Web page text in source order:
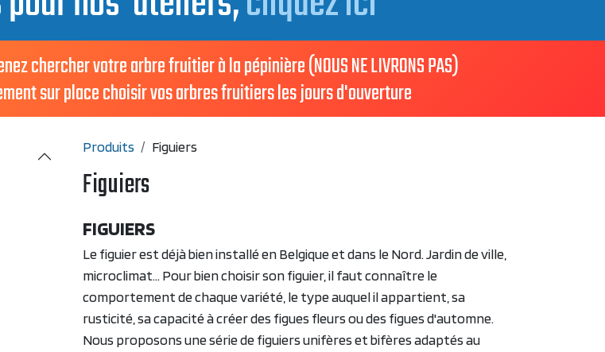
chercher votre arbre fruitier à la pépinière (NOUS NE LIVRONS PAS)
sur place choisir vos arbres fruitiers les jours d'ouverture
Produits Figuiers
Figuiers
FIGUIERS
Le figuier est déjà bien installé en Belgique et dans le Nord. Jardin de ville,
microclimat... Pour bien choisir son figuier, il faut connaître le
comportement de chaque variété, le type auquel il appartient, sa
rusticité, sa capacité à créer des figues fleurs ou des figues d'automne.
Nous proposons une série de figuiers unifères et bifères adaptés au